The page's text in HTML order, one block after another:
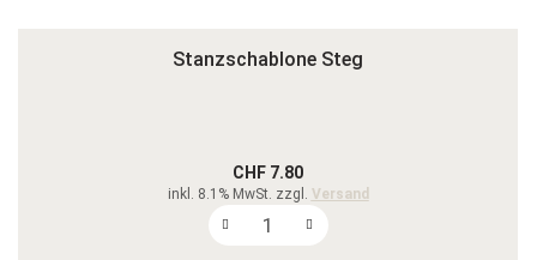
Stanzschablone Steg
CHF 7.80
inkl. 8.1% MwSt. zzgl. Versand